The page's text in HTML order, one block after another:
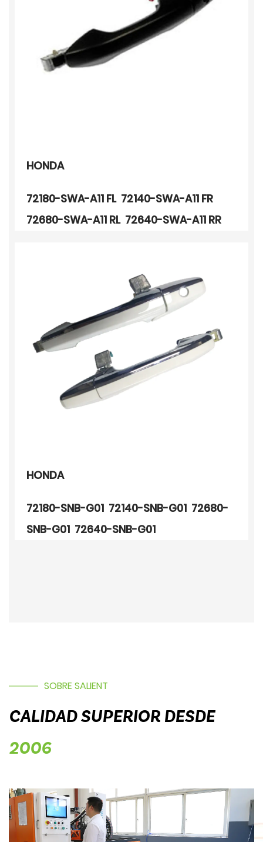
HONDA
72180-SWA-A11 FL 72140-SWA-A11 FR
72680-SWA-A11 RL 72640-SWA-A11 RR
HONDA
72180-SNB-G01 72140-SNB-G01 72680-
SNB-G01 72640-SNB-G01
SOBRE SALIENT
CALIDAD SUPERIOR DESDE
2006